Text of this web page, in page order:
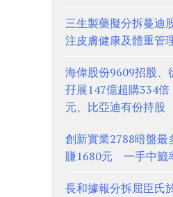
三生製藥擬分拆蔓
注皮膚健康及體重管
海偉股份9609招股
孖展147億超購334
元、比亞迪有份持股
創新實業2788暗盤最
賺1680元 一手中籤
長和據報分拆屈臣氏